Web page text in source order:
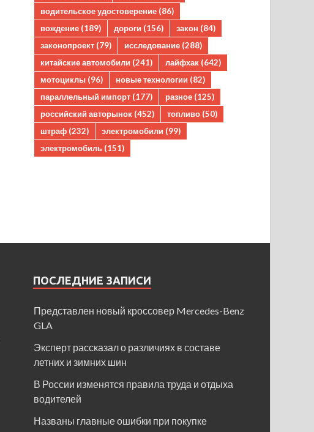
водительское удостоверение (86)
вождение (189) дороги (156) закон (84)
законопроект (79) исследование (288)
китайские автомобили (241) лайфхак (642)
мотоциклы (96) новые технологии (82)
параллельный импорт (177) разное (125)
российский авторынок (452) топливо (50)
штраф (232) электромобили (99)
электромобиль (151)
ПОСЛЕДНИЕ ЗАПИСИ
Представлен новый кроссовер Mercedes-Benz
GLA
Эксперт рассказал о различиях в составе
летних и зимних шин
В России изменятся правила труда и отдыха
водителей
Названы главные ошибки при покупке